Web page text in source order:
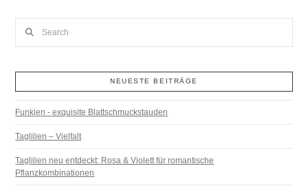
NEUESTE BEITRÄGE
Funkien - exquisite Blattschmuckstauden
Taglilien – Vielfalt
Taglilien neu entdeckt: Rosa & Violett für romantische
Pflanzkombinationen